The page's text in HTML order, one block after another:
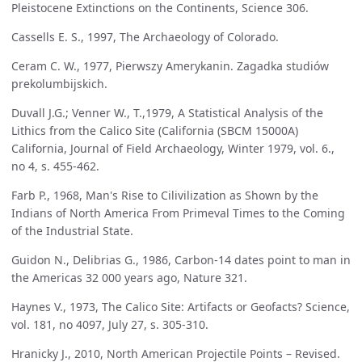
Pleistocene Extinctions on the Continents, Science 306.
Cassells E. S., 1997, The Archaeology of Colorado.
Ceram C. W., 1977, Pierwszy Amerykanin. Zagadka studiów
prekolumbijskich.
Duvall J.G.; Venner W., T.,1979, A Statistical Analysis of the
Lithics from the Calico Site (California (SBCM 15000A)
California, Journal of Field Archaeology, Winter 1979, vol. 6.,
no 4, s. 455-462.
Farb P., 1968, Man's Rise to Cilivilization as Shown by the
Indians of North America From Primeval Times to the Coming
of the Industrial State.
Guidon N., Delibrias G., 1986, Carbon-14 dates point to man in
the Americas 32 000 years ago, Nature 321.
Haynes V., 1973, The Calico Site: Artifacts or Geofacts? Science,
vol. 181, no 4097, July 27, s. 305-310.
Hranicky J., 2010, North American Projectile Points – Revised.